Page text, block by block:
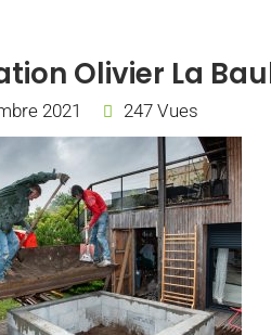
Olivier La
2021 247 Vues